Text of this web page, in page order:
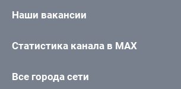
Наши вакансии
Статистика канала в MAX
Все города сети